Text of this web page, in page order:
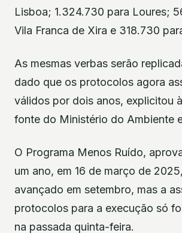
Lisboa; 1.324.730 para Loures;
Vila Franca de Xira e 318.730
As mesmas verbas serão
dado que os protocolos agora
válidos por dois anos, explicitou
fonte do Ministério do Ambiente
O Programa Menos Ruído,
um ano, em 16 de março de
avançado em setembro, mas a
protocolos para a execução só
na passada quinta-feira.